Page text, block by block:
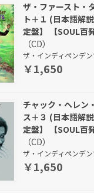
ザ・ファースト・
ト＋１ (日本語解
定盤】 【SOUL百
（CD）
ザ・インディペンデン
￥1,650
チャック・ヘレン
ス＋３ (日本語解
定盤】 【SOUL百
（CD）
ザ・インディペンデン
￥1,650